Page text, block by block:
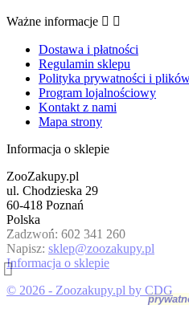
Ważne informacje  
Dostawa i płatności
Regulamin sklepu
Polityka prywatności i
Program lojalnościowy
Kontakt z nami
Mapa strony
Informacja o sklepie
ZooZakupy.pl
ul. Chodzieska 29
60-418 Poznań
Polska
Zadzwoń: 602 341 260
Napisz: sklep@zoozakupy.pl
Informacja o sklepie
Kontynuując
na używanie
danych
dostosowanych
© 2026 - Zoozakupy.pl by CDG